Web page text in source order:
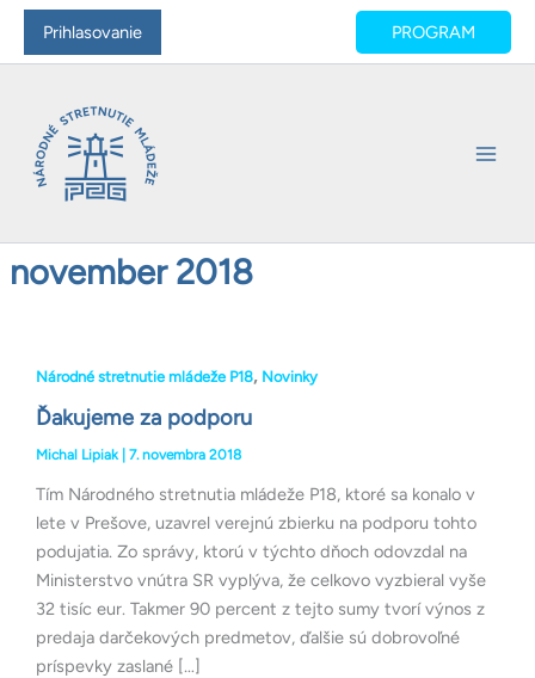
Preskočiť
obsah
Prihlasovanie PROGRAMMain
november 2018
Národné stretnutie mládeže P18, Novinky
Ďakujeme za podporu
Michal Lipiak | 7. novembra 2018
Tím Národného stretnutia mládeže P18, ktoré sa konalo v
lete v Prešove, uzavrel verejnú zbierku na podporu tohto
podujatia. Zo správy, ktorú v týchto dňoch odovzdal na
Ministerstvo vnútra SR vyplýva, že celkovo vyzbieral vyše
32 tisíc eur. Takmer 90 percent z tejto sumy tvorí výnos z
predaja darčekových predmetov, ďalšie sú dobrovoľné
príspevky zaslané […]
za
podporu